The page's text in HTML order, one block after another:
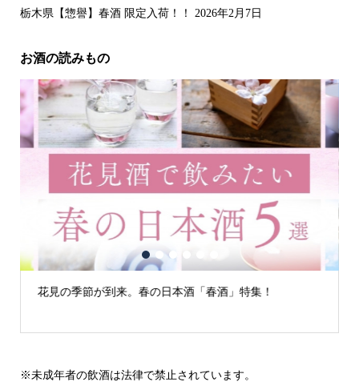
栃木県【惣譽】春酒 限定入荷！！ 2026年2月7日
お酒の読みもの
。春の日本酒「春酒」特集！ 古城の街「犬山」の日
1 2 3 5
※未成年者の飲酒は法律で禁止されています。